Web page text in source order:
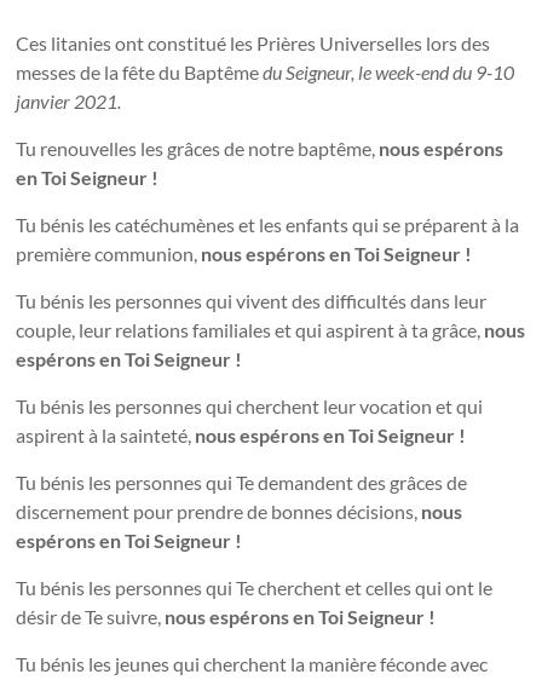
Ces litanies ont constitué les Prières Universelles lors des
messes de la fête du Baptêmedu Seigneur, le week-end du 9-10
janvier 2021.
Tu renouvelles les grâces de notre baptême, nous espérons
en Toi Seigneur !
Tu bénis les catéchumènes et les enfants qui se préparent à la
première communion, nous espérons en Toi Seigneur !
Tu bénis les personnes qui vivent des difficultés dans leur
couple, leur relations familiales et qui aspirent à ta grâce, nous
espérons en Toi Seigneur !
Tu bénis les personnes qui cherchent leur vocation et qui
aspirent à la sainteté, nous espérons en Toi Seigneur !
Tu bénis les personnes qui Te demandent des grâces de
discernement pour prendre de bonnes décisions, nous
espérons en Toi Seigneur !
Tu bénis les personnes qui Te cherchent et celles qui ont le
désir de Te suivre, nous espérons en Toi Seigneur !
Tu bénis les jeunes qui cherchent la manière féconde avec